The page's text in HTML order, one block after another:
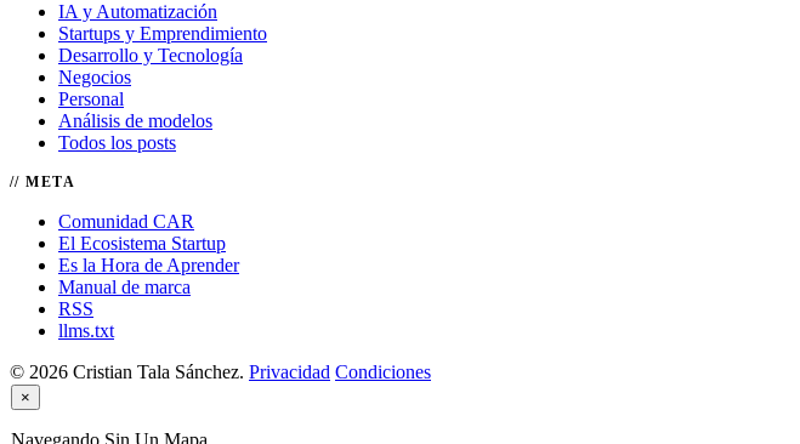
IA y Automatización
Startups y Emprendimiento
Desarrollo y Tecnología
Negocios
Personal
Análisis de modelos
Todos los posts
META
Comunidad CAR
El Ecosistema Startup
Es la Hora de Aprender
Manual de marca
RSS
llms.txt
© 2026 Cristian Tala Sánchez. Privacidad Condiciones
×
Navegando Sin Un Mapa